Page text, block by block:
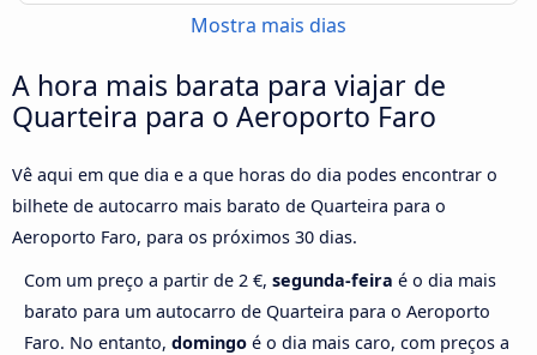
Mostra mais dias
A hora mais barata para viajar de
Quarteira para o Aeroporto Faro
Vê aqui em que dia e a que horas do dia podes encontrar o
bilhete de autocarro mais barato de Quarteira para o
Aeroporto Faro, para os próximos 30 dias.
Com um preço a partir de 2 €, segunda-feira é o dia mais
barato para um autocarro de Quarteira para o Aeroporto
Faro. No entanto, domingo é o dia mais caro, com preços a